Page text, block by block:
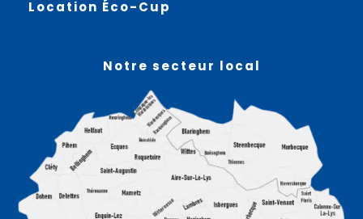
Location Éco-Cup
Notre secteur local